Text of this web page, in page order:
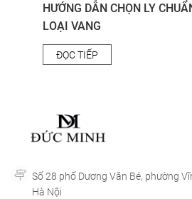
HƯỚNG DẪN CHỌN LY
LOẠI VANG
ĐỌC TIẾP
Số 28 phố Dương Văn Bé, phường
Hà Nội